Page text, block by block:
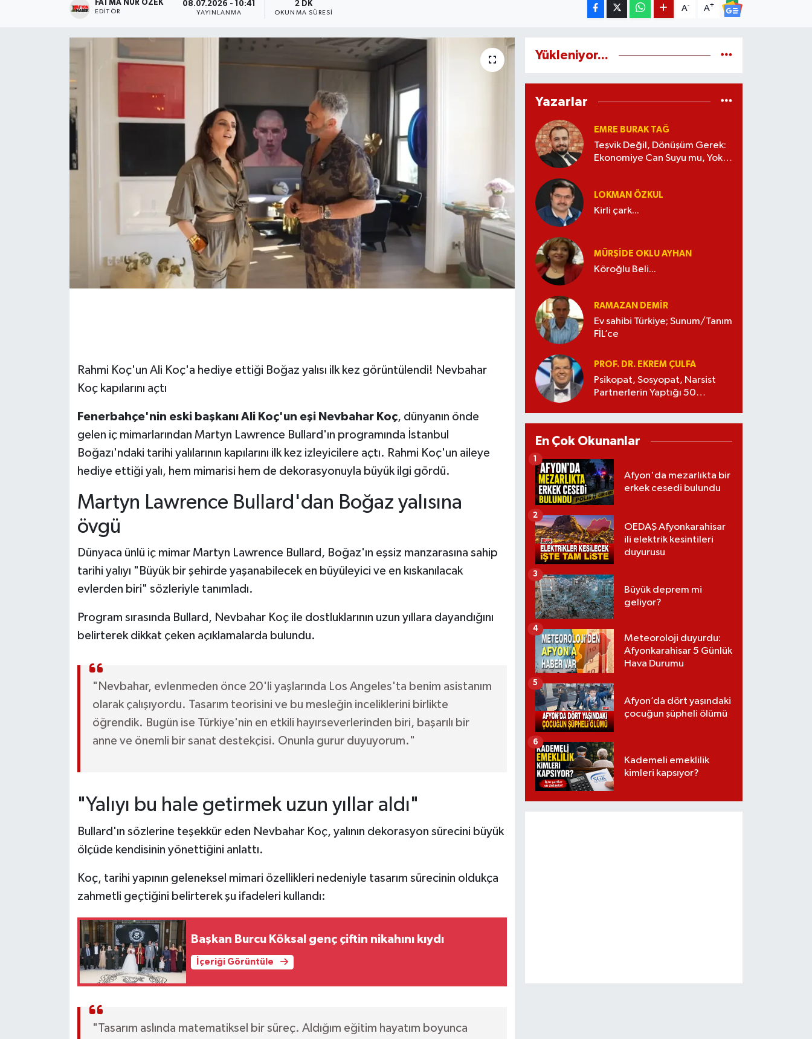
FATMA NUR ÖZEK
EDITÖR
08.07.2026 - 10:41
YAYINLANMA
2 DK
OKUNMA SÜRESI
A- A+
Rahmi Koç'un Ali Koç'a hediye ettiği Boğaz yalısı ilk kez görüntülendi! Nevbahar
Koç kapılarını açtı
Fenerbahçe'nin eski başkanı Ali Koç'un eşi Nevbahar Koç, dünyanın önde
gelen iç mimarlarından Martyn Lawrence Bullard'ın programında İstanbul
Boğazı'ndaki tarihi yalılarının kapılarını ilk kez izleyicilere açtı. Rahmi Koç'un aileye
hediye ettiği yalı, hem mimarisi hem de dekorasyonuyla büyük ilgi gördü.
Martyn Lawrence Bullard'dan Boğaz yalısına
övgü
Dünyaca ünlü iç mimar Martyn Lawrence Bullard, Boğaz'ın eşsiz manzarasına sahip
tarihi yalıyı "Büyük bir şehirde yaşanabilecek en büyüleyici ve en kıskanılacak
evlerden biri" sözleriyle tanımladı.
Program sırasında Bullard, Nevbahar Koç ile dostluklarının uzun yıllara dayandığını
belirterek dikkat çeken açıklamalarda bulundu.
"Nevbahar, evlenmeden önce 20'li yaşlarında Los Angeles'ta benim asistanım
olarak çalışıyordu. Tasarım teorisini ve bu mesleğin inceliklerini birlikte
öğrendik. Bugün ise Türkiye'nin en etkili hayırseverlerinden biri, başarılı bir
anne ve önemli bir sanat destekçisi. Onunla gurur duyuyorum."
"Yalıyı bu hale getirmek uzun yıllar aldı"
Bullard'ın sözlerine teşekkür eden Nevbahar Koç, yalının dekorasyon sürecini büyük
ölçüde kendisinin yönettiğini anlattı.
Koç, tarihi yapının geleneksel mimari özellikleri nedeniyle tasarım sürecinin oldukça
zahmetli geçtiğini belirterek şu ifadeleri kullandı:
Başkan Burcu Köksal genç çiftin nikahını kıydı
İçeriği Görüntüle
"Tasarım aslında matematiksel bir süreç. Aldığım eğitim hayatım boyunca
Yükleniyor...
Yazarlar
EMRE BURAK TAĞ
Teşvik Değil, Dönüşüm Gerek:
Ekonomiye Can Suyu mu, Yoksa
LOKMAN ÖZKUL
Kirli çark...
MÜRŞIDE OKLU AYHAN
Köroğlu Beli...
RAMAZAN DEMİR
Ev sahibi Türkiye; Sunum/Tanım
FİL’ce
PROF. DR. EKREM ÇULFA
Psikopat, Sosyopat, Narsist
Partnerlerin Yaptığı 50
En Çok Okunanlar
Afyon'da mezarlıkta bir
erkek cesedi bulundu
1
OEDAŞ Afyonkarahisar
ili elektrik kesintileri
duyurusu
2
Büyük deprem mi
geliyor?
3
Meteoroloji duyurdu:
Afyonkarahisar 5 Günlük
Hava Durumu
4
Afyon’da dört yaşındaki
çocuğun şüpheli ölümü
5
Kademeli emeklilik
kimleri kapsıyor?
6